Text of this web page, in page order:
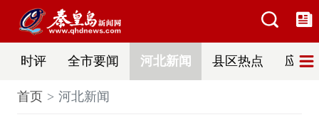
时评 全市要闻 河北新闻 县区热点 应急
首页 河北新闻